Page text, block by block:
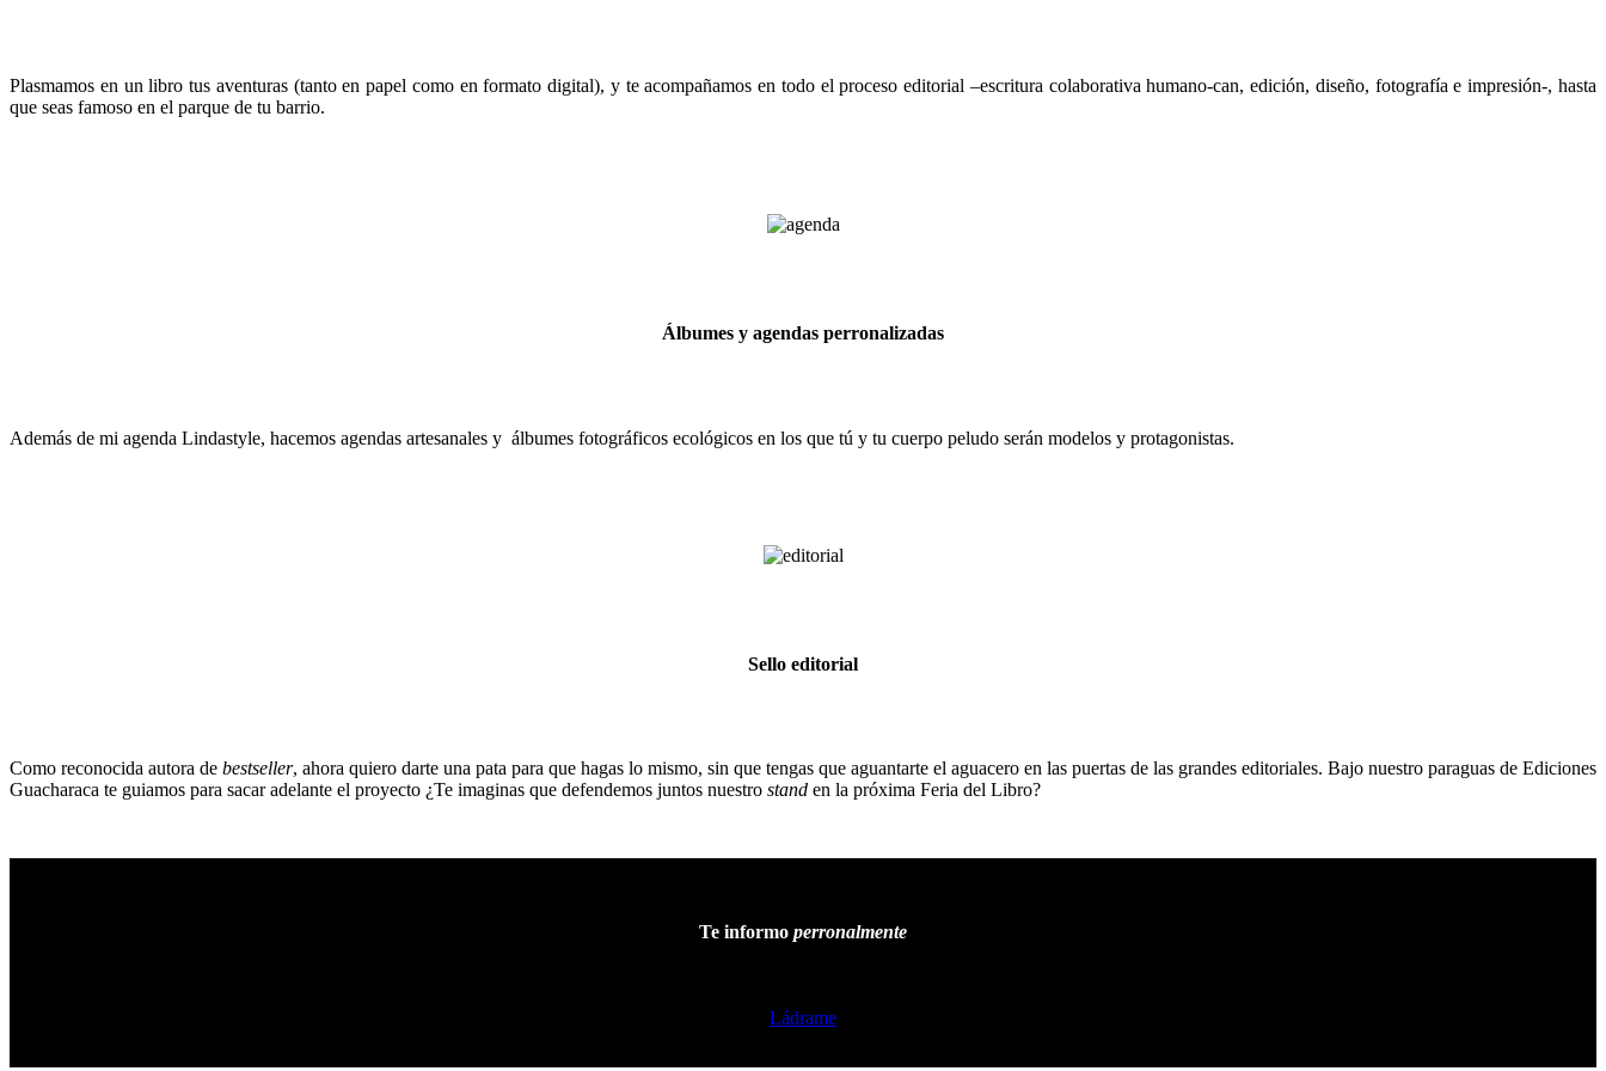
Plasmamos en un libro tus aventuras (tanto en papel como en formato digital), y te acompañamos en todo el proceso editorial –escritura colaborativa humano-can, edición, diseño, fotografía e impresión-, hasta
que seas famoso en el parque de tu barrio.
Álbumes y agendas perronalizadas
Además de mi agenda Lindastyle, hacemos agendas artesanales y álbumes fotográficos ecológicos en los que tú y tu cuerpo peludo serán modelos y protagonistas.
Sello editorial
Como reconocida autora de bestseller, ahora quiero darte una pata para que hagas lo mismo, sin que tengas que aguantarte el aguacero en las puertas de las grandes editoriales. Bajo nuestro paraguas de Ediciones
Guacharaca te guiamos para sacar adelante el proyecto ¿Te imaginas que defendemos juntos nuestro stand en la próxima Feria del Libro?
Te informo perronalmente
Ládrame